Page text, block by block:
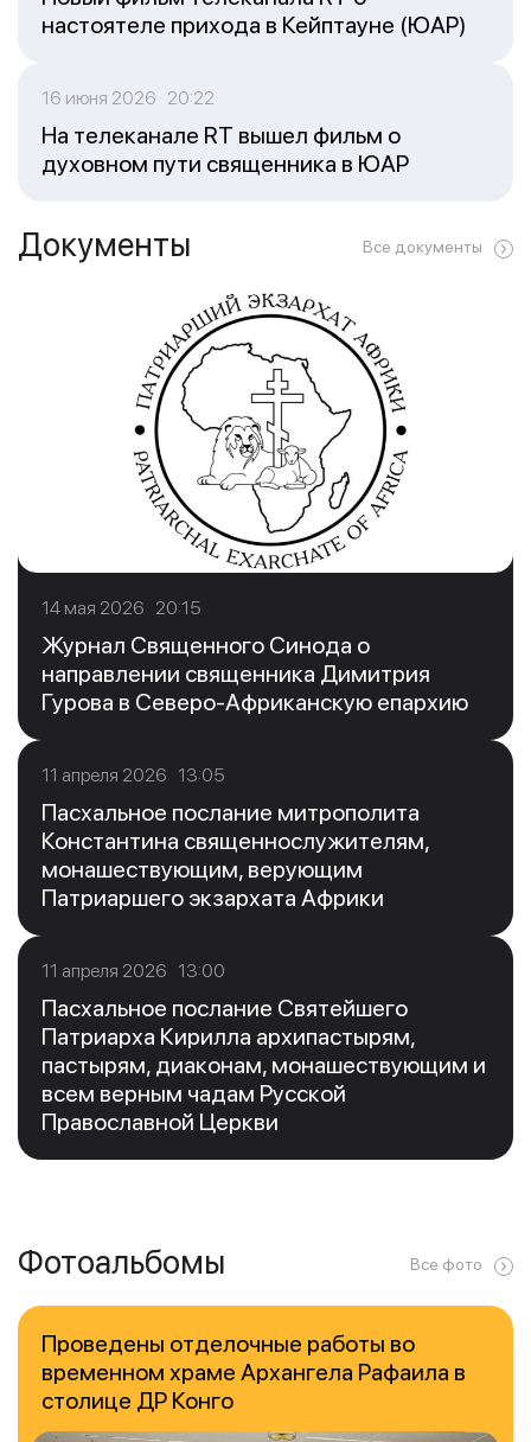
настоятеле прихода в Кейптауне (ЮАР)
16 июня 2026 20:22
На телеканале RT вышел фильм о
духовном пути священника в ЮАР
Документы Все документы
14 мая 2026 20:15
Журнал Священного Синода о
направлении священника Димитрия
Гурова в Северо-Африканскую епархию
11 апреля 2026 13:05
Пасхальное послание митрополита
Константина священнослужителям,
монашествующим, верующим
Патриаршего экзархата Африки
11 апреля 2026 13:00
Пасхальное послание Святейшего
Патриарха Кирилла архипастырям,
пастырям, диаконам, монашествующим и
всем верным чадам Русской
Православной Церкви
Фотоальбомы Все фото
Проведены отделочные работы во
временном храме Архангела Рафаила в
столице ДР Конго